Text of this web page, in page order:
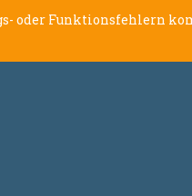
oder Funktionsfehlern